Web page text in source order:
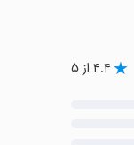
۴.۴ از ۵